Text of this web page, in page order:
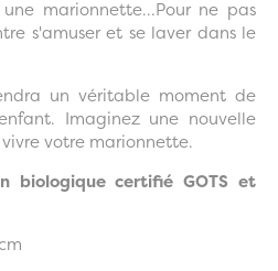
marionnette...Pour ne pas
s'amuser et se laver dans le
un véritable moment de
Imaginez une nouvelle
votre marionnette.
biologique certifié GOTS et